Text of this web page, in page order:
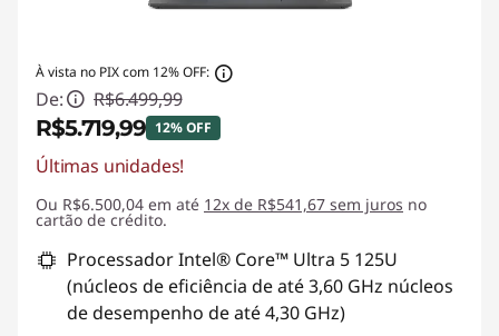
À vista no PIX com 12% OFF:
De: R$6.499,99
R$5.719,99 12% OFF
Economias instantâneas :
Últimas unidades!
Ou R$6.500,04 em até 12x de R$541,67 sem juros no
cartão de crédito.
Processador Intel® Core™ Ultra 5 125U
(núcleos de eficiência de até 3,60 GHz núcleos
de desempenho de até 4,30 GHz)